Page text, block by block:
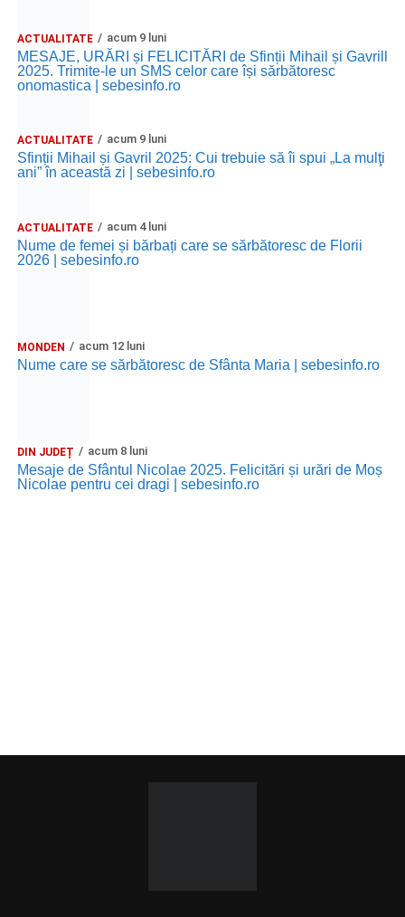
ACTUALITATE acum 9 luni
MESAJE, URĂRI și FELICITĂRI de Sfinții Mihail și Gavrill
2025. Trimite-le un SMS celor care își sărbătoresc
onomastica | sebesinfo.ro
ACTUALITATE acum 9 luni
Sfinții Mihail și Gavril 2025: Cui trebuie să îi spui „La mulţi
ani” în această zi | sebesinfo.ro
ACTUALITATE acum 4 luni
Nume de femei și bărbați care se sărbătoresc de Florii
2026 | sebesinfo.ro
MONDEN acum 12 luni
Nume care se sărbătoresc de Sfânta Maria | sebesinfo.ro
DIN JUDEȚ acum 8 luni
Mesaje de Sfântul Nicolae 2025. Felicitări și urări de Moș
Nicolae pentru cei dragi | sebesinfo.ro